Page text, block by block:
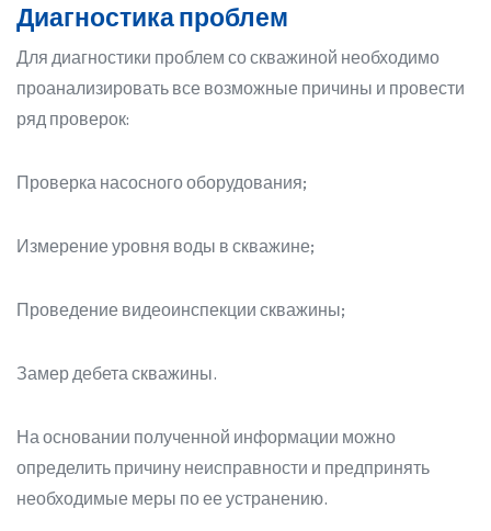
Диагностика проблем
Для диагностики проблем со скважиной необходимо
проанализировать все возможные причины и провести
ряд проверок:
Проверка насосного оборудования;
Измерение уровня воды в скважине;
Проведение видеоинспекции скважины;
Замер дебета скважины.
На основании полученной информации можно
определить причину неисправности и предпринять
необходимые меры по ее устранению.